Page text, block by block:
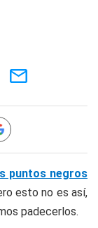
puntos negros
esto no es así,
padecerlos.